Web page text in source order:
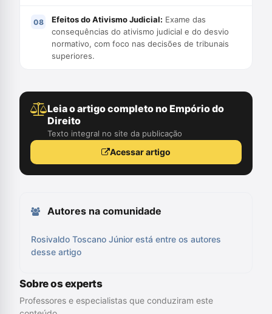
Efeitos do Ativismo Judicial: Exame das
consequências do ativismo judicial e do desvio
normativo, com foco nas decisões de tribunais
superiores.
Leia o artigo completo no Empório do
Direito
Texto integral no site da publicação
Acessar artigo
Autores na comunidade
Rosivaldo Toscano Júnior está entre os autores
desse artigo
Sobre os experts
Professores e especialistas que conduziram este